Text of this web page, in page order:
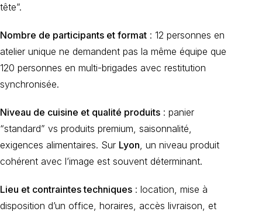
tête”.
Nombre de participants et format : 12 personnes en
atelier unique ne demandent pas la même équipe que
120 personnes en multi-brigades avec restitution
synchronisée.
Niveau de cuisine et qualité produits : panier
“standard” vs produits premium, saisonnalité,
exigences alimentaires. Sur Lyon , un niveau produit
cohérent avec l’image est souvent déterminant.
Lieu et contraintes techniques : location, mise à
disposition d’un office, horaires, accès livraison, et